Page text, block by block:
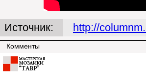
Источник: http://
Комменты